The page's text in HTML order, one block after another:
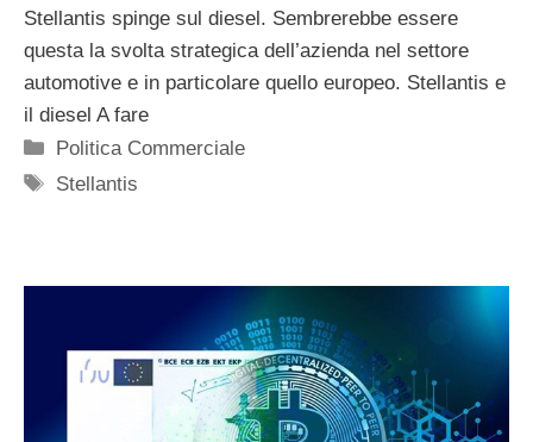
Stellantis spinge sul diesel. Sembrerebbe essere
questa la svolta strategica dell’azienda nel settore
automotive e in particolare quello europeo. Stellantis e
il diesel A fare
Categorie
Politica Commerciale
Tag
Stellantis